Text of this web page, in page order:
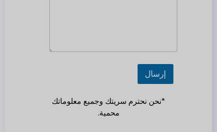
e
s
إرسال
*نحن نحترم سريتك وجميع معلوماتك
محمية.